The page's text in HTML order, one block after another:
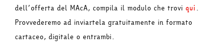
dell’offerta del MAcA, compila il modulo che trovi qui.
Provvederemo ad inviartela gratuitamente in formato
cartaceo, digitale o entrambi.